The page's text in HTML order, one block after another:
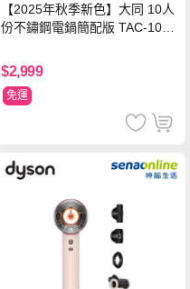
【2025年秋季新色】大同 10人
份不鏽鋼電鍋簡配版 TAC-10L-
$2,999
免運